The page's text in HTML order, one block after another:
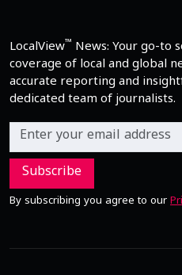
LocalView™ News: Your go-to
coverage of local and global
accurate reporting and
dedicated team of journalists.
Subscribe
By subscribing you agree to our